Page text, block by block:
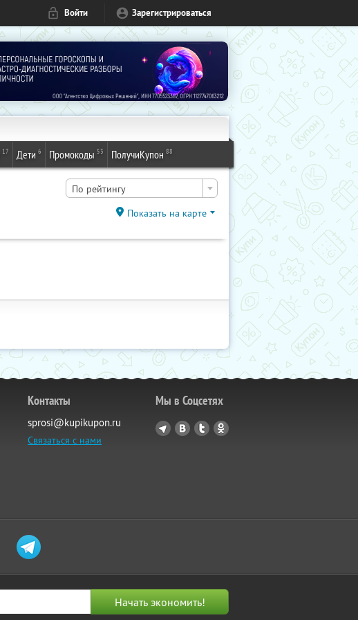
Войти Зарегистрироваться
17 Дети 6 Промокоды 53 ПолучиКупон 88
По рейтингу
Показать на карте
Контакты
sprosi@kupikupon.ru
Связаться с нами
Мы в Соцсетях